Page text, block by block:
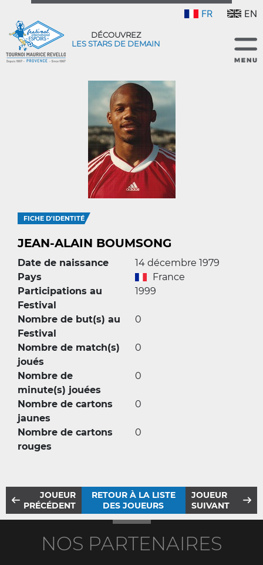
FR EN
DÉCOUVREZ
LES STARS DE DEMAIN
FICHE D'IDENTITÉ
JEAN-ALAIN BOUMSONG
Date de naissance
14 décembre 1979
Pays
France
Participations au
Festival
1999
Nombre de but(s) au
Festival
0
Nombre de match(s)
joués
0
Nombre de
minute(s) jouées
0
Nombre de cartons
jaunes
0
Nombre de cartons
rouges
0
JOUEUR
PRÉCÉDENT
RETOUR À LA LISTE
DES JOUEURS
JOUEUR
SUIVANT
NOS PARTENAIRES